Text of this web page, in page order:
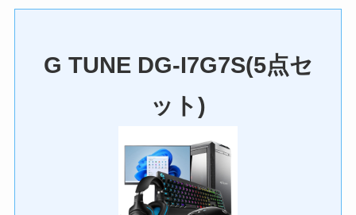
G TUNE DG-I7G7S(5点セ
ット)